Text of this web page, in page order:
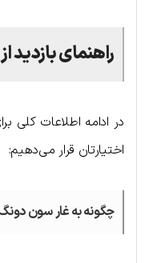
راهنمای بازدید
در ادامه اطلاعات کلی
اختیارتان قرار می‌دهیم:
چگونه به غار سون